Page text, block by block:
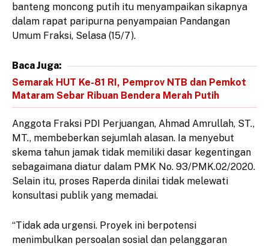
banteng moncong putih itu menyampaikan sikapnya
dalam rapat paripurna penyampaian Pandangan
Umum Fraksi, Selasa (15/7).
Baca Juga:
Semarak HUT Ke-81 RI, Pemprov NTB dan Pemkot
Mataram Sebar Ribuan Bendera Merah Putih
Anggota Fraksi PDI Perjuangan, Ahmad Amrullah, ST.,
MT., membeberkan sejumlah alasan. Ia menyebut
skema tahun jamak tidak memiliki dasar kegentingan
sebagaimana diatur dalam PMK No. 93/PMK.02/2020.
Selain itu, proses Raperda dinilai tidak melewati
konsultasi publik yang memadai.
“Tidak ada urgensi. Proyek ini berpotensi
menimbulkan persoalan sosial dan pelanggaran